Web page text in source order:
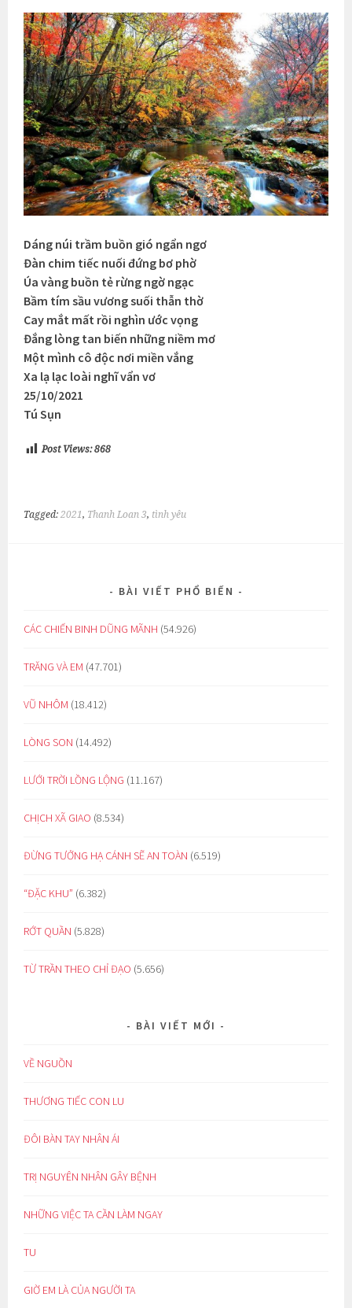
Dáng núi trầm buồn gió ngẩn ngơ
Đàn chim tiếc nuối đứng bơ phờ
Úa vàng buồn tẻ rừng ngờ ngạc
Bầm tím sầu vương suối thẫn thờ
Cay mắt mất rồi nghìn ước vọng
Đắng lòng tan biến những niềm mơ
Một mình cô độc nơi miền vắng
Xa lạ lạc loài nghĩ vẩn vơ
25/10/2021
Tú Sụn
Post Views: 868
Tagged:2021, Thanh Loan 3, tình yêu
BÀI VIẾT PHỔ BIẾN
CÁC CHIẾN BINH DŨNG MÃNH (54.926)
TRĂNG VÀ EM (47.701)
VŨ NHÔM (18.412)
LÒNG SON (14.492)
LƯỚI TRỜI LỒNG LỘNG (11.167)
CHỊCH XÃ GIAO (8.534)
ĐỪNG TƯỞNG HẠ CÁNH SẼ AN TOÀN (6.519)
“ĐẶC KHU” (6.382)
RỚT QUẦN (5.828)
TỪ TRẦN THEO CHỈ ĐẠO (5.656)
BÀI VIẾT MỚI
VỀ NGUỒN
THƯƠNG TIẾC CON LU
ĐÔI BÀN TAY NHÂN ÁI
TRỊ NGUYÊN NHÂN GÂY BỆNH
NHỮNG VIỆC TA CẦN LÀM NGAY
TU
GIỜ EM LÀ CỦA NGƯỜI TA